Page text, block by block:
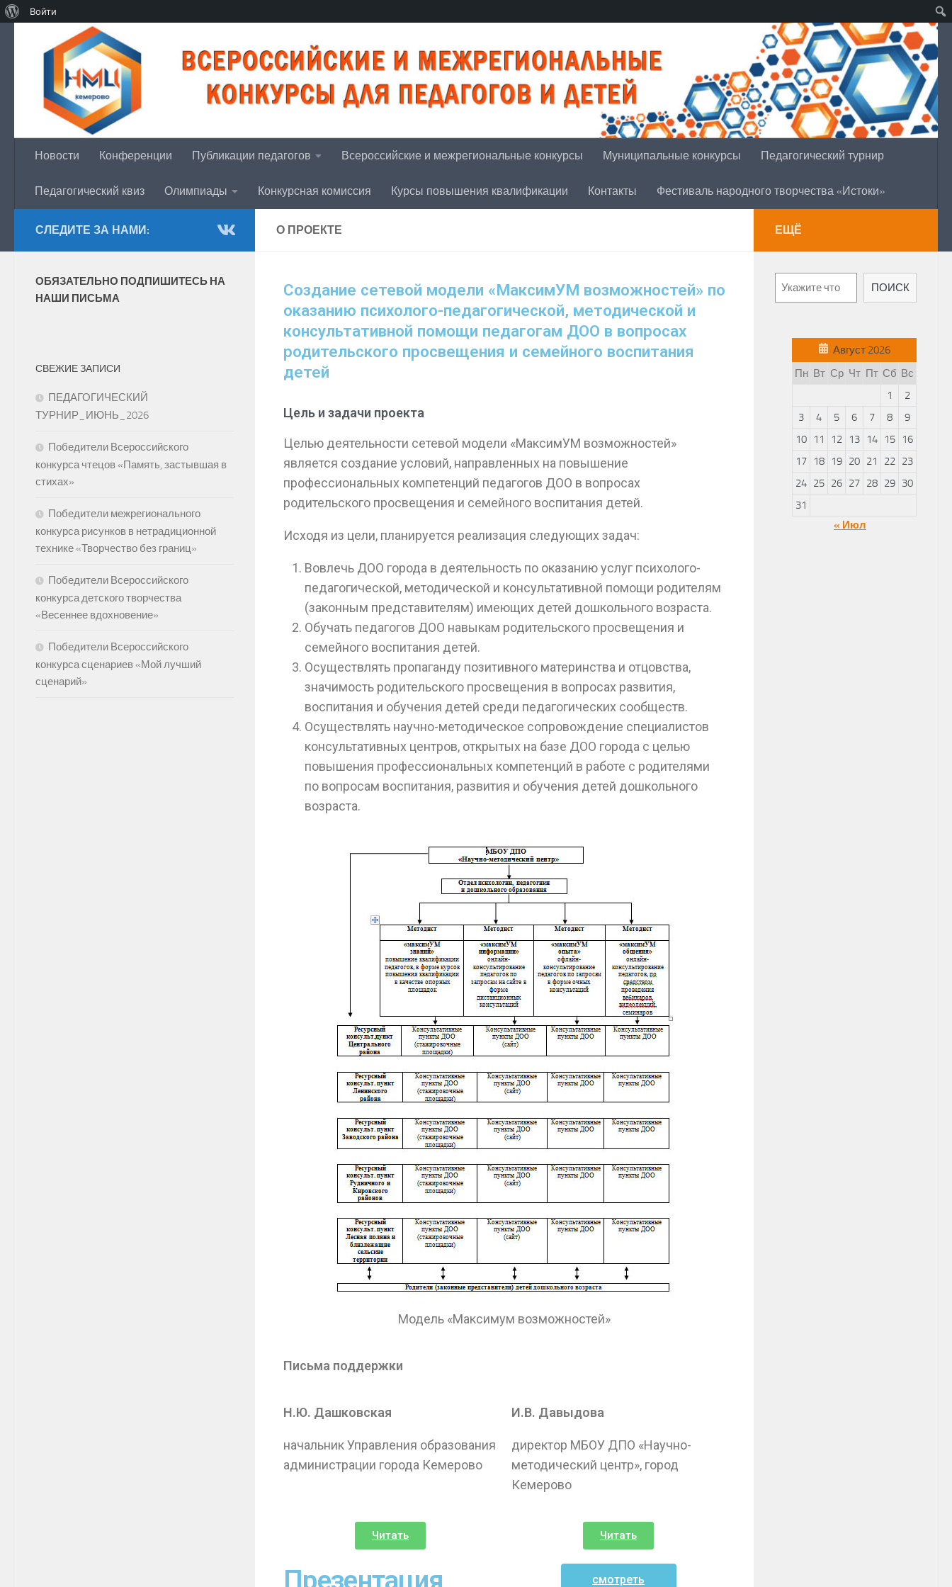
Войти
Перейти к содержимому
Новости Конференции Публикации педагогов Всероссийские и межрегиональные конкурсы Муниципальные конкурсы Педагогический турнир
Педагогический квиз Олимпиады Конкурсная комиссия Курсы повышения квалификации Контакты Фестиваль народного творчества «Истоки»
О ПРОЕКТЕ
Создание сетевой модели «МаксимУМ возможностей» по
оказанию психолого-педагогической, методической и
консультативной помощи педагогам ДОО в вопросах
родительского просвещения и семейного воспитания
детей
Цель и задачи проекта
Целью деятельности сетевой модели «МаксимУМ возможностей»
является создание условий, направленных на повышение
профессиональных компетенций педагогов ДОО в вопросах
родительского просвещения и семейного воспитания детей.
Исходя из цели, планируется реализация следующих задач:
Вовлечь ДОО города в деятельность по оказанию услуг психолого-
педагогической, методической и консультативной помощи родителям
(законным представителям) имеющих детей дошкольного возраста.
Обучать педагогов ДОО навыкам родительского просвещения и
семейного воспитания детей.
Осуществлять пропаганду позитивного материнства и отцовства,
значимость родительского просвещения в вопросах развития,
воспитания и обучения детей среди педагогических сообществ.
Осуществлять научно-методическое сопровождение специалистов
консультативных центров, открытых на базе ДОО города с целью
повышения профессиональных компетенций в работе с родителями
по вопросам воспитания, развития и обучения детей дошкольного
возраста.
Модель «Максимум возможностей»
Письма поддержки
Н.Ю. Дашковская
начальник Управления образования
администрации города Кемерово
И.В. Давыдова
директор МБОУ ДПО «Научно-
методический центр», город
Кемерово
Читать Читать
Презентация
смотреть
СЛЕДИТЕ ЗА НАМИ:
ОБЯЗАТЕЛЬНО ПОДПИШИТЕСЬ НА
НАШИ ПИСЬМА
СВЕЖИЕ ЗАПИСИ
ПЕДАГОГИЧЕСКИЙ
ТУРНИР_ИЮНЬ_2026
Победители Всероссийского
конкурса чтецов «Память, застывшая в
стихах»
Победители межрегионального
конкурса рисунков в нетрадиционной
технике «Творчество без границ»
Победители Всероссийского
конкурса детского творчества
«Весеннее вдохновение»
Победители Всероссийского
конкурса сценариев «Мой лучший
сценарий»
ЕЩЁ
ПОИСК
Август 2026
Пн Вт Ср Чт Пт Сб Вс
1
2
3
4 5 6 7 8
9
10
11 12 13 14 15
16
17
18 19 20 21 22 23
24 25 26 27 28 29 30
31
« Июл